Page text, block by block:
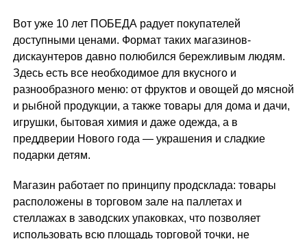
Вот уже 10 лет ПОБЕДА радует покупателей
доступными ценами. Формат таких магазинов-
дискаунтеров давно полюбился бережливым людям.
Здесь есть все необходимое для вкусного и
разнообразного меню: от фруктов и овощей до мясной
и рыбной продукции, а также товары для дома и дачи,
игрушки, бытовая химия и даже одежда, а в
преддверии Нового года — украшения и сладкие
подарки детям.
Магазин работает по принципу продсклада: товары
расположены в торговом зале на паллетах и
стеллажах в заводских упаковках, что позволяет
использовать всю площадь торговой точки, не